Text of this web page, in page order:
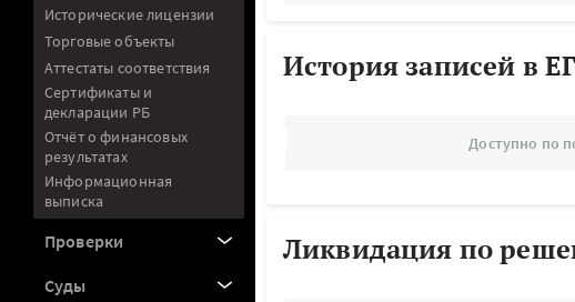
Исторические лицензии
Торговые объекты
Аттестаты соответствия
Сертификаты и
декларации РБ
Отчёт о финансовых
результатах
Информационная
выписка
Проверки
Суды
История записей в
Доступно по
Ликвидация по